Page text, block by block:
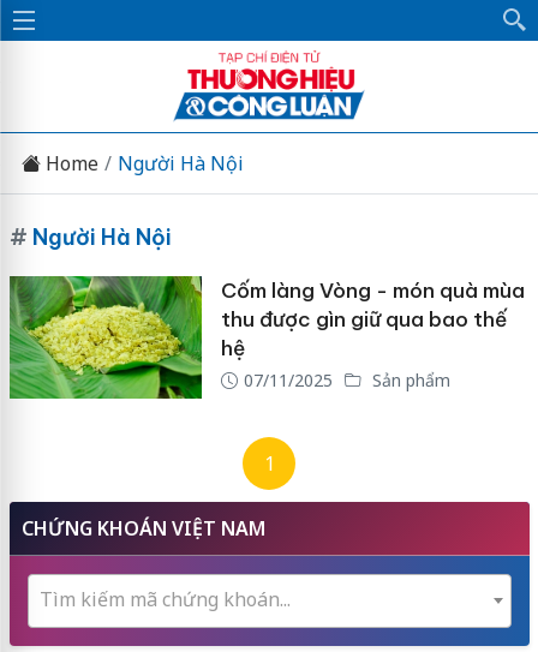
Home Người Hà Nội
# Người Hà Nội
Cốm làng Vòng - món quà mùa
thu được gìn giữ qua bao thế
hệ
07/11/2025 Sản phẩm
1
CHỨNG KHOÁN VIỆT NAM
Tìm kiếm mã chứng khoán...